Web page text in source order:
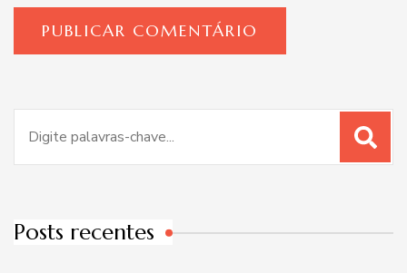
por:
Posts recentes